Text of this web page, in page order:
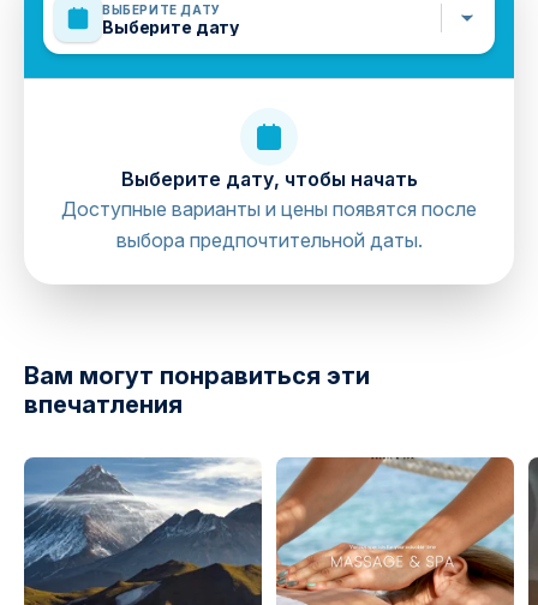
directions
ВЫБЕРИТЕ ДАТУ
Выберите дату
Выберите дату, чтобы начать
Доступные варианты и цены появятся после
выбора предпочтительной даты.
Вам могут понравиться эти
впечатления